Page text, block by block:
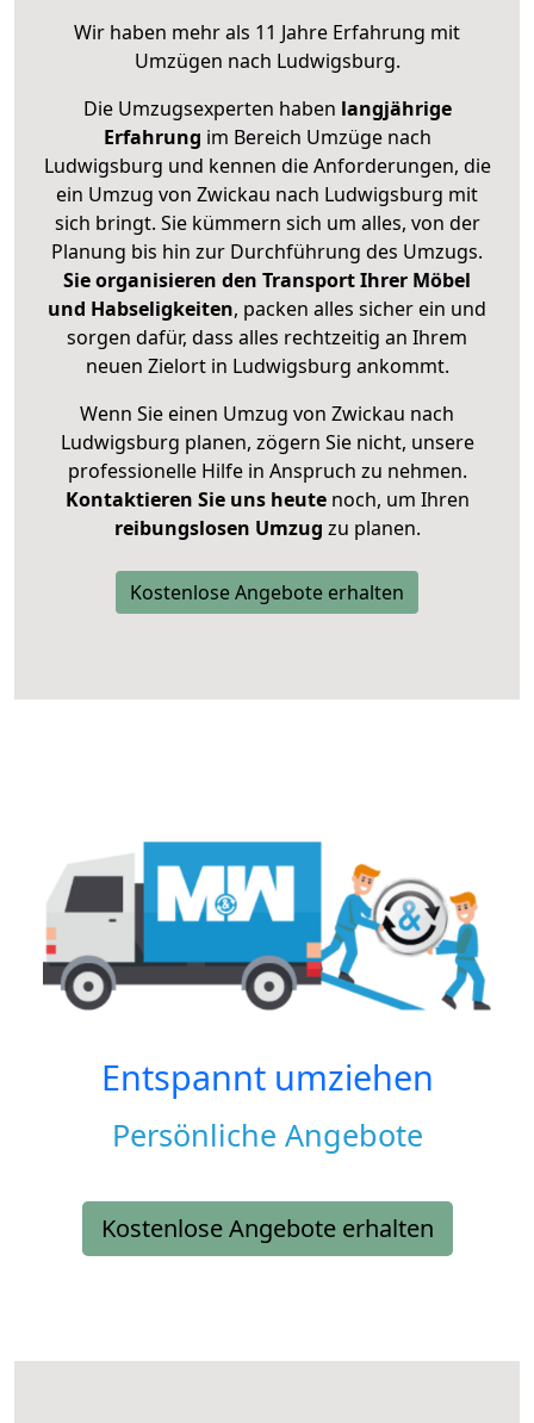
Wir haben mehr als 11 Jahre Erfahrung mit
Umzügen nach Ludwigsburg.
Die Umzugsexperten haben langjährige
Erfahrung im Bereich Umzüge nach
Ludwigsburg und kennen die Anforderungen, die
ein Umzug von Zwickau nach Ludwigsburg mit
sich bringt. Sie kümmern sich um alles, von der
Planung bis hin zur Durchführung des Umzugs.
Sie organisieren den Transport Ihrer Möbel
und Habseligkeiten, packen alles sicher ein und
sorgen dafür, dass alles rechtzeitig an Ihrem
neuen Zielort in Ludwigsburg ankommt.
Wenn Sie einen Umzug von Zwickau nach
Ludwigsburg planen, zögern Sie nicht, unsere
professionelle Hilfe in Anspruch zu nehmen.
Kontaktieren Sie uns heutenoch, um Ihren
reibungslosen Umzug zu planen.
Kostenlose Angebote erhalten
Entspannt umziehen
Persönliche Angebote
Kostenlose Angebote erhalten